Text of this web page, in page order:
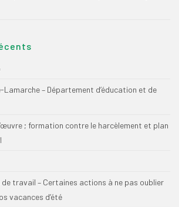
Lamarche – Département d’éducation et de
; formation contre le harcèlement et plan
travail – Certaines actions à ne pas oublier
vacances d’été